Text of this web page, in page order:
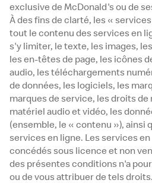
exclusive de McDonald's ou de
À des fins de clarté, les «
tout le contenu des services en
s'y limiter, le texte, les images,
les en-têtes de page, les icônes
audio, les téléchargements
de données, les logiciels, les
marques de service, les droits
matériel audio et vidéo, les
(ensemble, le « contenu »), ainsi
services en ligne. Les services
concédés sous licence et non
des présentes conditions n'a
ou de vous attribuer de tels